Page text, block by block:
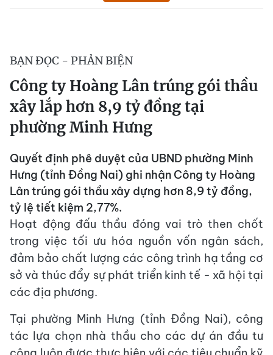
BẠN ĐỌC - PHẢN BIỆN
Công ty Hoàng Lân trúng gói thầu
xây lắp hơn 8,9 tỷ đồng tại
phường Minh Hưng
Quyết định phê duyệt của UBND phường Minh
Hưng (tỉnh Đồng Nai) ghi nhận Công ty Hoàng
Lân trúng gói thầu xây dựng hơn 8,9 tỷ đồng,
tỷ lệ tiết kiệm 2,77%.
Hoạt động đấu thầu đóng vai trò then chốt
trong việc tối ưu hóa nguồn vốn ngân sách,
đảm bảo chất lượng các công trình hạ tầng cơ
sở và thúc đẩy sự phát triển kinh tế - xã hội tại
các địa phương.
Tại phường Minh Hưng (tỉnh Đồng Nai), công
tác lựa chọn nhà thầu cho các dự án đầu tư